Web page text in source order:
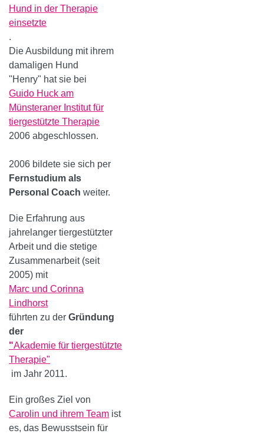
Hund in der Therapie
einsetzte
.
Die Ausbildung mit ihrem
damaligen Hund
"Henry" hat sie bei
Guido Huck am
Münsteraner Institut für
tiergestützte Therapie
2006 abgeschlossen.
2006 bildete sie sich per
Fernstudium als
Personal Coach weiter.
Die Erfahrung aus
jahrelanger tiergestützter
Arbeit und die stetige
Zusammenarbeit (seit
2005) mit
Marc und Corinna
Lindhorst
führten zu der Gründung
der
"Akademie für tiergestützte
Therapie"
im Jahr 2011.
Ein großes Ziel von
Carolin und ihrem Team ist
es, das Bewusstsein für